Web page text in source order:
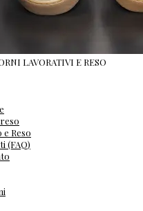
LAVORATIVI E RESO
e Reso
(FAQ)